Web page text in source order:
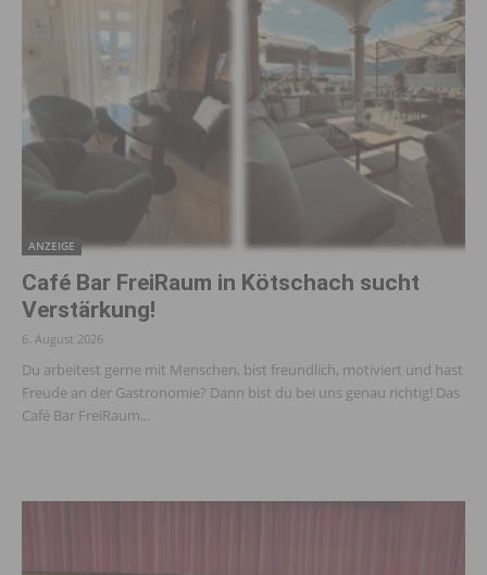
ANZEIGE
Café Bar FreiRaum in Kötschach sucht
Verstärkung!
6. August 2026
Du arbeitest gerne mit Menschen, bist freundlich, motiviert und hast
Freude an der Gastronomie? Dann bist du bei uns genau richtig! Das
Café Bar FreiRaum...